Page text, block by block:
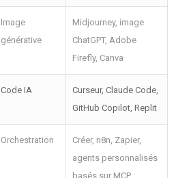
Image
générative
Midjourney, image
ChatGPT, Adobe
Firefly, Canva
Code IA
Curseur, Claude Code,
GitHub Copilot, Replit
Orchestration
Créer, n8n, Zapier,
agents personnalisés
basés sur MCP